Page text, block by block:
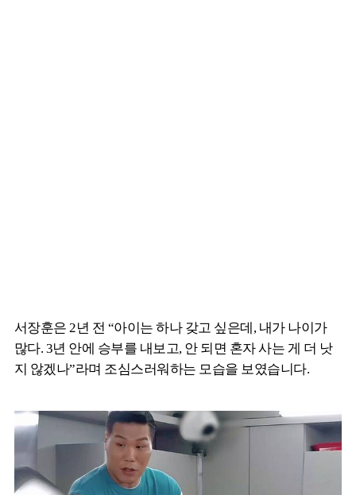
서장훈은 2년 전 “아이는 하나 갖고 싶은데, 내가 나이가
많다. 3년 안에 승부를 내보고, 안 되면 혼자 사는 게 더 낫
지 않겠나”라며 조심스러워하는 모습을 보였습니다.